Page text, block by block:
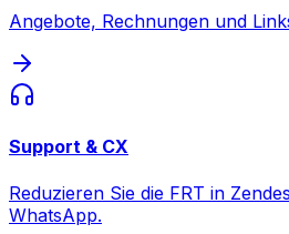
Angebote, Rechnungen und
Support & CX
Reduzieren Sie die FRT in
WhatsApp.